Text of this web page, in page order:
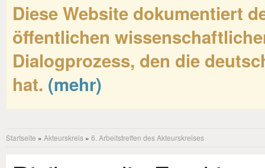
Diese Website dokumentiert
öffentlichen
Dialogprozess, den die
hat. (mehr)
Startseite » Akteurskreis » 6. Arbeitstreffen des Akteurskreises